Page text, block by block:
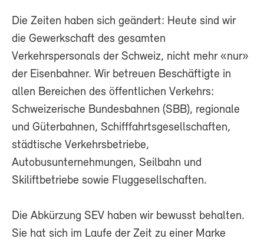
Die Zeiten haben sich geändert: Heute sind wir
die Gewerkschaft des gesamten
Verkehrspersonals der Schweiz, nicht mehr «nur»
der Eisenbahner. Wir betreuen Beschäftigte in
allen Bereichen des öffentlichen Verkehrs:
Schweizerische Bundesbahnen (SBB), regionale
und Güterbahnen, Schifffahrtsgesellschaften,
städtische Verkehrsbetriebe,
Autobusunternehmungen, Seilbahn und
Skiliftbetriebe sowie Fluggesellschaften.
Die Abkürzung SEV haben wir bewusst behalten.
Sie hat sich im Laufe der Zeit zu einer Marke